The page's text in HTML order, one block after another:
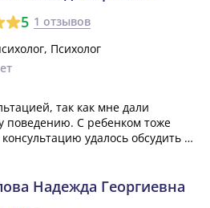
5 1 отзывов
Психолог
так как мне дали
поведению. С ребенком тоже
удалось обсудить и
Надежда Георгиевна